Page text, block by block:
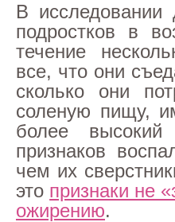
В исследовании
подростков в
течение
все, что они
сколько они
соленую пищу,
более
признаков
чем их
это признаки не
ожирению.